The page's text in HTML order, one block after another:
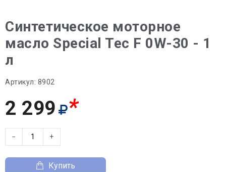
Синтетическое моторное
масло Special Tec F 0W-30 - 1
л
Артикул: 8902
2 299 *
− +
Купить